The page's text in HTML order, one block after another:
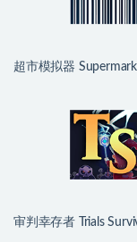
超市模拟器
审判幸存者 Trials